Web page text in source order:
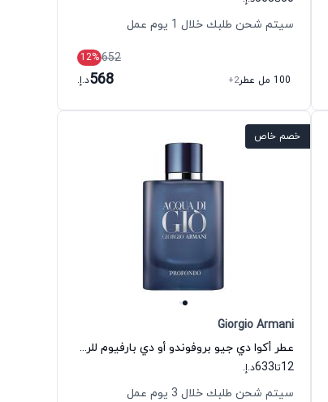
سيتم شحن طلبك خلال 1 يوم عمل
652
12%
100 مل عطر
+2
568د.إ.
خصم خاص
Giorgio Armani
عطر أكوا دي جيو بروفوندو أو دي بارفيوم للرجال جورجيو أرماني
12تا633د.إ.
سيتم شحن طلبك خلال 3 يوم عمل